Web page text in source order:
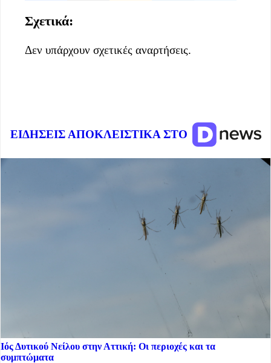
Σχετικά:
Δεν υπάρχουν σχετικές αναρτήσεις.
ΕΙΔΗΣΕΙΣ ΑΠΟΚΛΕΙΣΤΙΚΑ ΣΤΟ
Ιός Δυτικού Νείλου στην Αττική: Οι περιοχές και τα
συμπτώματα